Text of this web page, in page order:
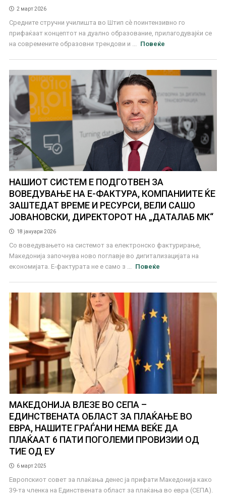
2 март 2026
Средните стручни училишта во Штип сè поинтензивно го
прифаќаат концептот на дуално образование, прилагодувајќи се
на современите образовни трендови и ...
Повеќе
НАШИОТ СИСТЕМ Е ПОДГОТВЕН ЗА
ВОВЕДУВАЊЕ НА Е-ФАКТУРА, КОМПАНИИТЕ ЌЕ
ЗАШТЕДАТ ВРЕМЕ И РЕСУРСИ, ВЕЛИ САШО
ЈОВАНОВСКИ, ДИРЕКТОРОТ НА „ДАТАЛАБ МК“
18 јануари 2026
Со воведувањето на системот за електронско фактурирање,
Македонија започнува ново поглавје во дигитализацијата на
економијата. Е-фактурата не е само з ...
Повеќе
МАКЕДОНИЈА ВЛЕЗЕ ВО СЕПА –
ЕДИНСТВЕНАТА ОБЛАСТ ЗА ПЛАЌАЊЕ ВО
ЕВРА, НАШИТЕ ГРАЃАНИ НЕМА ВЕЌЕ ДА
ПЛАЌААТ 6 ПАТИ ПОГОЛЕМИ ПРОВИЗИИ ОД
ТИЕ ОД ЕУ
6 март 2025
Европскиот совет за плаќања денес ја прифати Македонија како
39-та членка на Единствената област за плаќања во евра (СЕПА).